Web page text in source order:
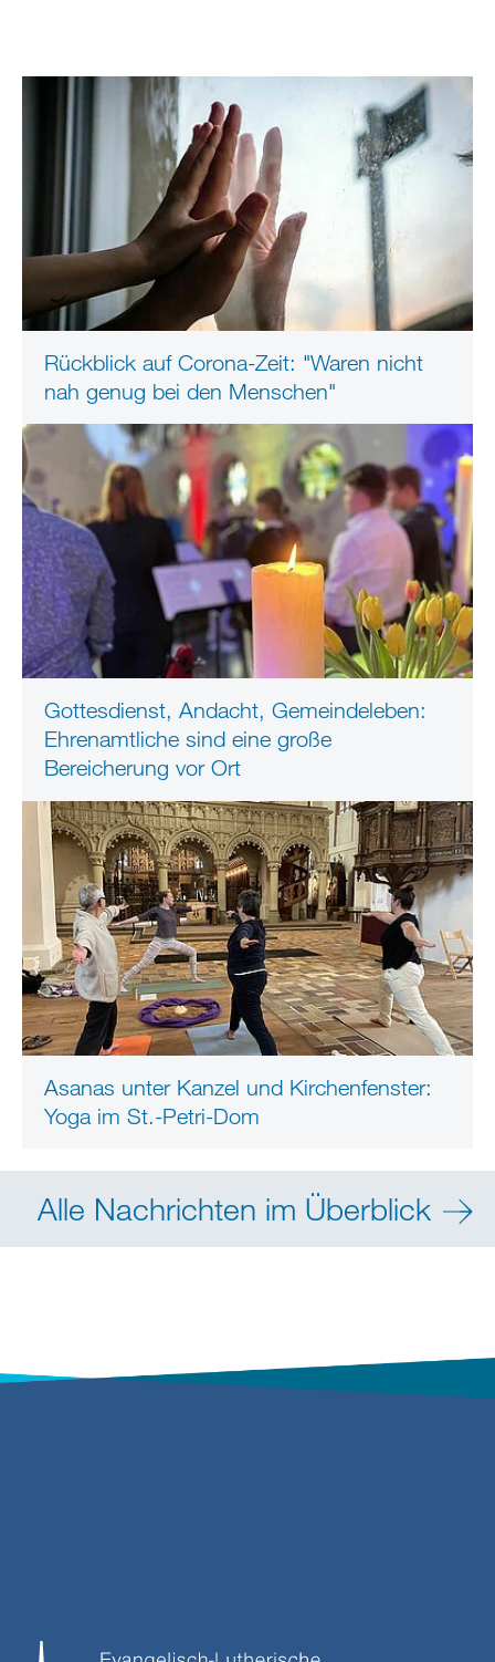
Rückblick auf Corona-Zeit: "Waren nicht
nah genug bei den Menschen"
Gottesdienst, Andacht, Gemeindeleben:
Ehrenamtliche sind eine große
Bereicherung vor Ort
Asanas unter Kanzel und Kirchenfenster:
Yoga im St.-Petri-Dom
Alle Nachrichten im Überblick